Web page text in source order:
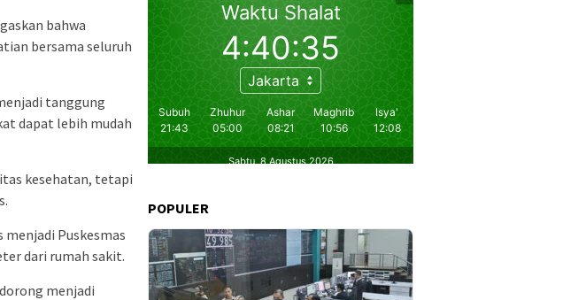
bahwa
bersama seluruh
tanggung
dapat lebih mudah
kesehatan, tetapi
Puskesmas
dari rumah sakit.
menjadi
POPULER